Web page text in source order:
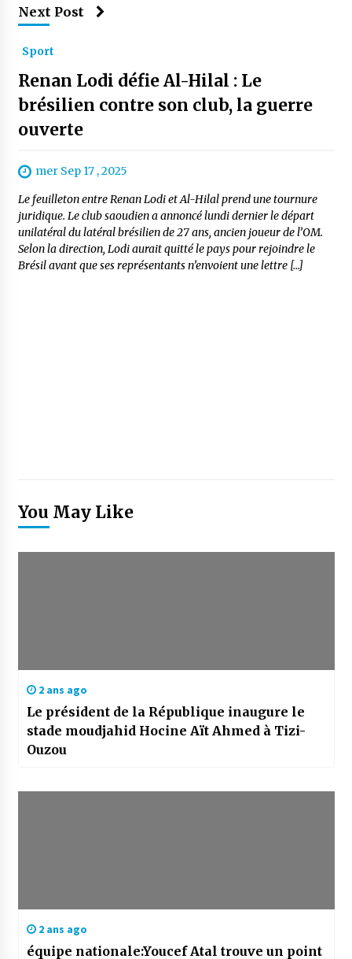
Next Post
Sport
Renan Lodi défie Al-Hilal : Le
brésilien contre son club, la guerre
ouverte
mer Sep 17 , 2025
Le feuilleton entre Renan Lodi et Al-Hilal prend une tournure
juridique. Le club saoudien a annoncé lundi dernier le départ
unilatéral du latéral brésilien de 27 ans, ancien joueur de l’OM.
Selon la direction, Lodi aurait quitté le pays pour rejoindre le
Brésil avant que ses représentants n’envoient une lettre […]
You May Like
2 ans ago
Le président de la République inaugure le
stade moudjahid Hocine Aït Ahmed à Tizi-
Ouzou
2 ans ago
équipe nationale:Youcef Atal trouve un point